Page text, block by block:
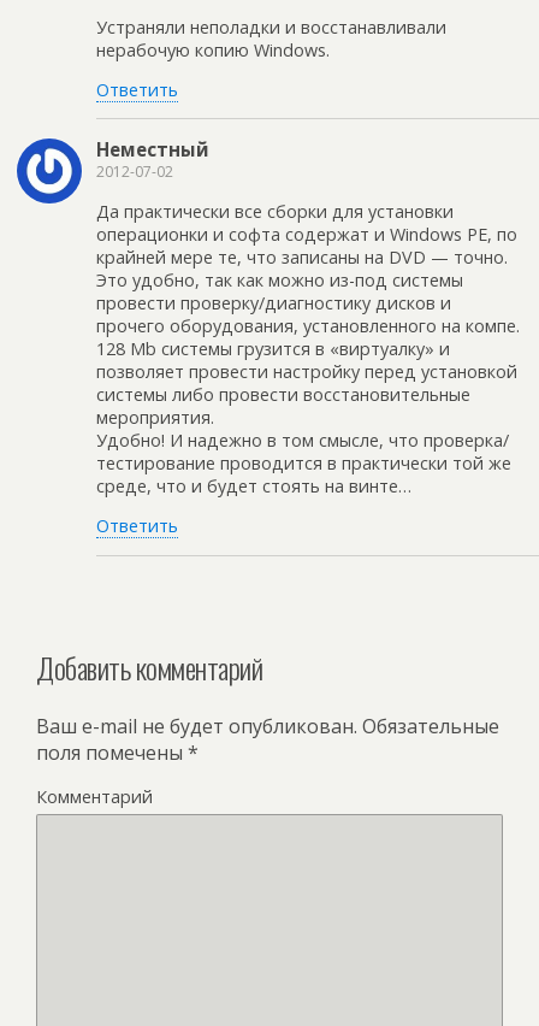
Устраняли неполадки и восстанавливали
нерабочую копию Windows.
Ответить
Неместный
2012-07-02
Да практически все сборки для установки
операционки и софта содержат и Windows PE, по
крайней мере те, что записаны на DVD — точно.
Это удобно, так как можно из-под системы
провести проверку/диагностику дисков и
прочего оборудования, установленного на компе.
128 Mb системы грузится в «виртуалку» и
позволяет провести настройку перед установкой
системы либо провести восстановительные
мероприятия.
Удобно! И надежно в том смысле, что проверка/
тестирование проводится в практически той же
среде, что и будет стоять на винте…
Ответить
Добавить комментарий
Ваш e-mail не будет опубликован. Обязательные
поля помечены *
Комментарий